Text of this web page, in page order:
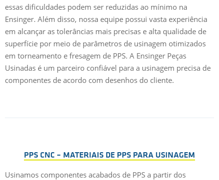
essas dificuldades podem ser reduzidas ao mínimo na
Ensinger. Além disso, nossa equipe possui vasta experiência
em alcançar as tolerâncias mais precisas e alta qualidade de
superfície por meio de parâmetros de usinagem otimizados
em torneamento e fresagem de PPS. A Ensinger Peças
Usinadas é um parceiro confiável para a usinagem precisa de
componentes de acordo com desenhos do cliente.
PPS CNC – MATERIAIS DE PPS PARA USINAGEM
Usinamos componentes acabados de PPS a partir dos